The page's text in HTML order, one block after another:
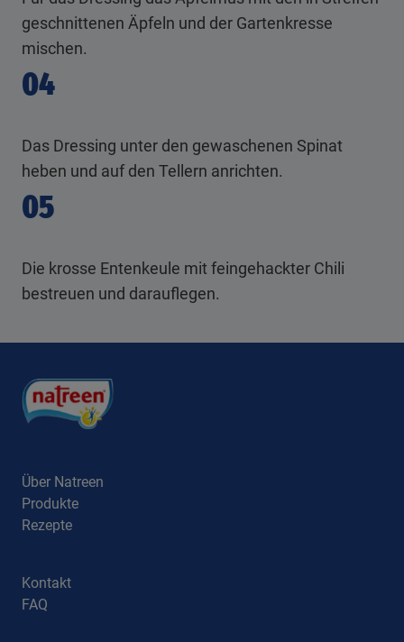
geschnittenen Äpfeln und der Gartenkresse
mischen.
04
Das Dressing unter den gewaschenen Spinat
heben und auf den Tellern anrichten.
05
Die krosse Entenkeule mit feingehackter Chili
bestreuen und darauflegen.
Über Natreen
Produkte
Rezepte
Kontakt
FAQ